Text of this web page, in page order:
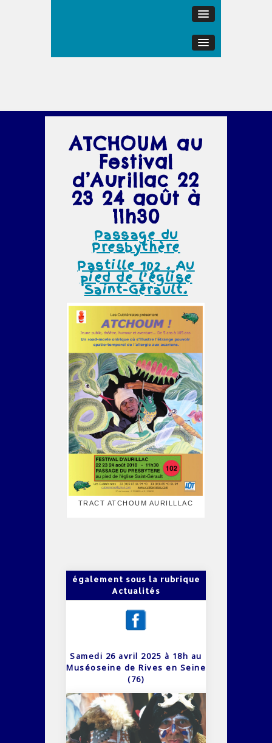
ATCHOUM au
Festival
d’Aurillac 22
23 24 août à
11h30
Passage du
Presbythère
Pastille 102 . Au
pied de l’église
Saint-Gérault.
TRACT ATCHOUM AURILLLAC
également sous la rubrique
Actualités
Samedi 26 avril 2025 à 18h au
Muséoseine de Rives en Seine
(76)